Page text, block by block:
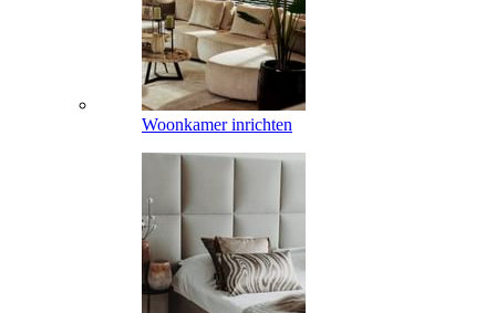
Woonkamer inrichten